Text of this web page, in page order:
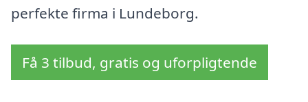
perfekte firma i Lundeborg.
Få 3 tilbud, gratis og uforpligtende